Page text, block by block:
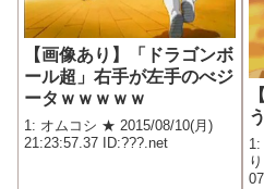
【画像あり】「ドラゴンボ
ール超」右手が左手のべジ
ータｗｗｗｗｗ
1: オムコシ ★ 2015/08/10(月)
21:23:57.37 ID:???.net